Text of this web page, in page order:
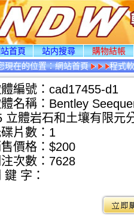
首頁 站内搜尋
購物結帳
現在的位置：網站首頁 程式
編號：cad17455-d1
名稱：Bentley
立體岩石和土壤有限元
片數：1
價格：$200
次數： 7628
鍵 字：